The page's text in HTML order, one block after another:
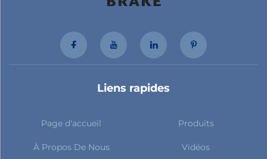
Liens rapides
Page d'accueil Produits
À Propos De Nous Vidéos